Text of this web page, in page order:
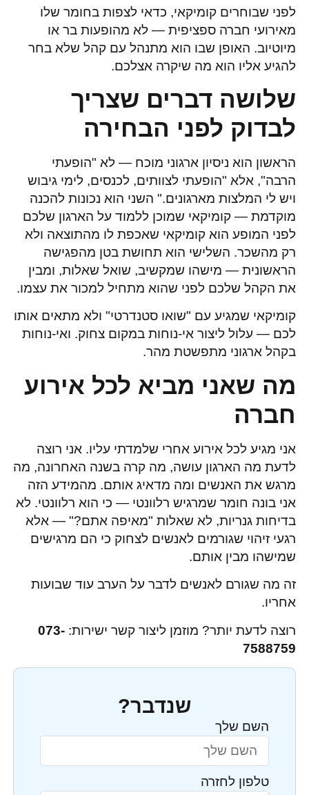
לפני שבוחרים קומיקאי, כדאי לצפות בחומר שלו
מאירועי חברה ספציפית — לא מהופעות בר או
מיוטיוב. האופן שבו הוא מתנהל עם קהל שלא בחר
להגיע אליו הוא מה שיקרה אצלכם.
שלושה דברים שצריך
לבדוק לפני הבחירה
הראשון הוא ניסיון ארגוני מוכח — לא "הופעתי
הרבה", אלא "הופעתי לצוותים, לכנסים, לימי גיבוש
ויש לי המלצות מארגונים." השני הוא נכונות להכנה
מוקדמת — קומיקאי שמוכן ללמוד על הארגון שלכם
לפני המופע הוא קומיקאי שאכפת לו מהתוצאה ולא
רק מהשכר. השלישי הוא תחושת בטן מהפגישה
הראשונית — מישהו שמקשיב, שואל שאלות, ומבין
את הקהל שלכם לפני שהוא מתחיל למכור את עצמו.
קומיקאי שמגיע עם "שואו סטנדרטי" ולא מתאים אותו
לכם — עלול ליצור אי-נוחות במקום צחוק. ואי-נוחות
בקהל ארגוני מתפשטת מהר.
מה שאני מביא לכל אירוע
חברה
אני מגיע לכל אירוע אחרי שלמדתי עליו. אני רוצה
לדעת מה הארגון עושה, מה קרה בשנה האחרונה, מה
מרגש את האנשים ומה מדאיג אותם. מהמידע הזה
אני בונה חומר שמרגיש רלוונטי — כי הוא רלוונטי. לא
בדיחות גנריות, לא שאלות "מאיפה אתם?" — אלא
רגעי זיהוי שגורמים לאנשים לצחוק כי הם מרגישים
שמישהו מבין אותם.
זה מה שגורם לאנשים לדבר על הערב עוד שבועות
אחריו.
רוצה לדעת יותר? מוזמן ליצור קשר ישירות: 073-
7588759
שנדבר?
השם שלך
טלפון לחזרה